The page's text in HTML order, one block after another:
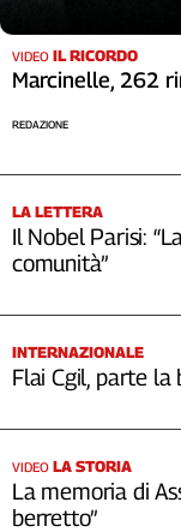
VIDEO IL RICORDO
Marcinelle, 262
REDAZIONE
LA LETTERA
Il Nobel Parisi:
comunità”
INTERNAZIONALE
Flai Cgil, parte la
VIDEO LA STORIA
La memoria di
berretto”